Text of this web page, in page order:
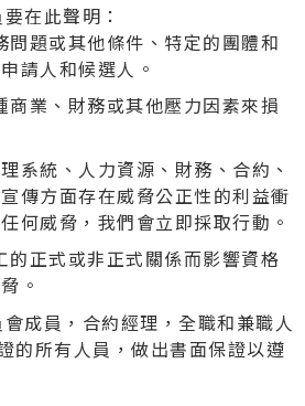
在此聲明：
問題或其他條件、特定的團體和
請人和候選人。
商業、財務或其他壓力因素來損
系統、人力資源、財務、合約、
傳方面存在威脅公正性的利益衝
何威脅，我們會立即採取行動。
的正式或非正式關係而影響資格
。
成員，合約經理，全職和兼職人
的所有人員，做出書面保證以遵